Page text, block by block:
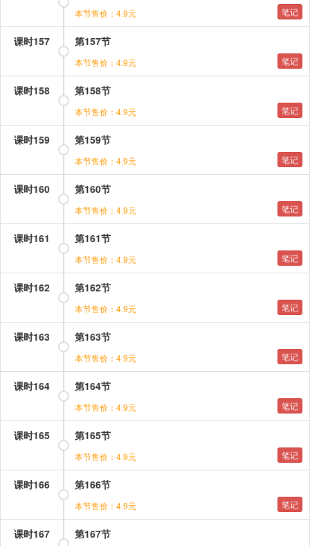
本节售价：4.9元 笔记
课时157 第157节
本节售价：4.9元 笔记
课时158 第158节
本节售价：4.9元 笔记
课时159 第159节
本节售价：4.9元 笔记
课时160 第160节
本节售价：4.9元 笔记
课时161 第161节
本节售价：4.9元 笔记
课时162 第162节
本节售价：4.9元 笔记
课时163 第163节
本节售价：4.9元 笔记
课时164 第164节
本节售价：4.9元 笔记
课时165 第165节
本节售价：4.9元 笔记
课时166 第166节
本节售价：4.9元 笔记
课时167 第167节